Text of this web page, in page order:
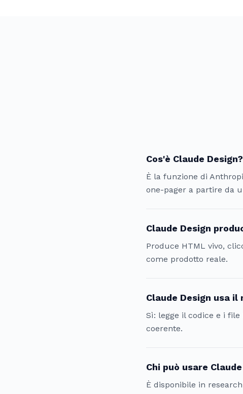
Cos'è Claude Design?
È la funzione di
one-pager a partire da
Claude Design
Produce HTML vivo,
come prodotto reale.
Claude Design usa il
Sì: legge il codice e i
coerente.
Chi può usare
È disponibile in